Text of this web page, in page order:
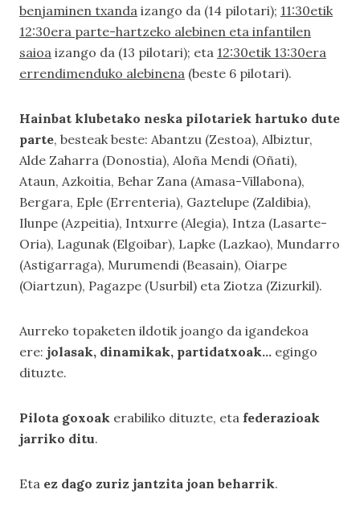
benjaminen txanda izango da (14 pilotari); 11:30etik
12:30era parte-hartzeko alebinen eta infantilen
saioa izango da (13 pilotari); eta 12:30etik 13:30era
errendimenduko alebinena (beste 6 pilotari).
Hainbat klubetako neska pilotariek hartuko dute
parte, besteak beste: Abantzu (Zestoa), Albiztur,
Alde Zaharra (Donostia), Aloña Mendi (Oñati),
Ataun, Azkoitia, Behar Zana (Amasa-Villabona),
Bergara, Eple (Errenteria), Gaztelupe (Zaldibia),
Ilunpe (Azpeitia), Intxurre (Alegia), Intza (Lasarte-
Oria), Lagunak (Elgoibar), Lapke (Lazkao), Mundarro
(Astigarraga), Murumendi (Beasain), Oiarpe
(Oiartzun), Pagazpe (Usurbil) eta Ziotza (Zizurkil).
Aurreko topaketen ildotik joango da igandekoa
ere: jolasak, dinamikak, partidatxoak… egingo
dituzte.
Pilota goxoak erabiliko dituzte, eta federazioak
jarriko ditu.
Eta ez dago zuriz jantzita joan beharrik.